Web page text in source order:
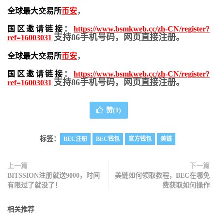
全球最大交易所币安，
国区邀请链接： https://www.bsmkweb.cc/zh-CN/register?
ref=16003031 支持86手机号码，网页直接注册。
全球最大交易所币安，
国区邀请链接： https://www.bsmkweb.cc/zh-CN/register?
ref=16003031 支持86手机号码，网页直接注册。
赞(1 )
标签： BEC注册 BEC钱包 官方钱包 美链
上一篇
BITSSION注册就送9000，时间
有限过了就没了！
下一篇
美链如何领取教程，BEC在哪免
费获取如何操作
相关推荐